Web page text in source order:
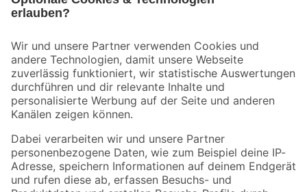
Der toom Newsletter: Keine Angebote und Aktionen mehr verpassen!
Zur Newsletter Anmeldung
Folge uns
Zahlungsarten Versandarten